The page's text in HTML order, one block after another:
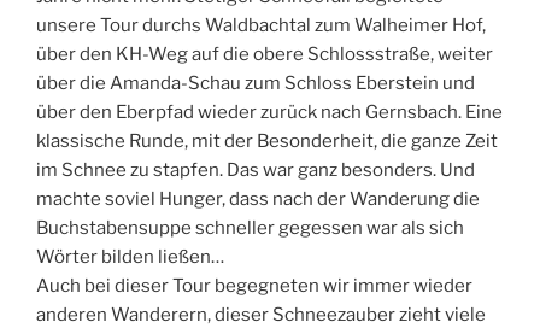
unsere Tour durchs Waldbachtal zum Walheimer Hof,
über den KH-Weg auf die obere Schlossstraße, weiter
über die Amanda-Schau zum Schloss Eberstein und
über den Eberpfad wieder zurück nach Gernsbach. Eine
klassische Runde, mit der Besonderheit, die ganze Zeit
im Schnee zu stapfen. Das war ganz besonders. Und
machte soviel Hunger, dass nach der Wanderung die
Buchstabensuppe schneller gegessen war als sich
Wörter bilden ließen…
Auch bei dieser Tour begegneten wir immer wieder
anderen Wanderern, dieser Schneezauber zieht viele